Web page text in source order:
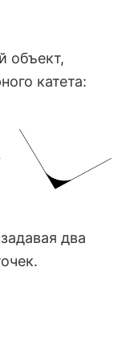
объект,
катета:
два